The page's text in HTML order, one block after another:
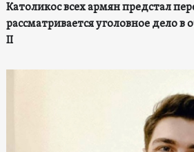
Католикос всех армян предстал
рассматривается уголовное дело в
II